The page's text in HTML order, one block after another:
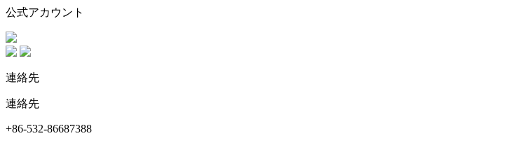
公式アカウント
連絡先
連絡先
+86-532-86687388